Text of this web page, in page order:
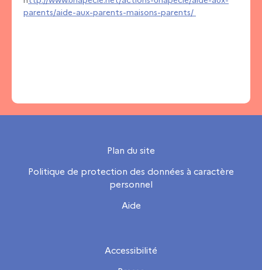
parents/aide-aux-parents-maisons-parents/
Plan du site
Politique de protection des données à caractère
personnel
Aide
Accessibilité